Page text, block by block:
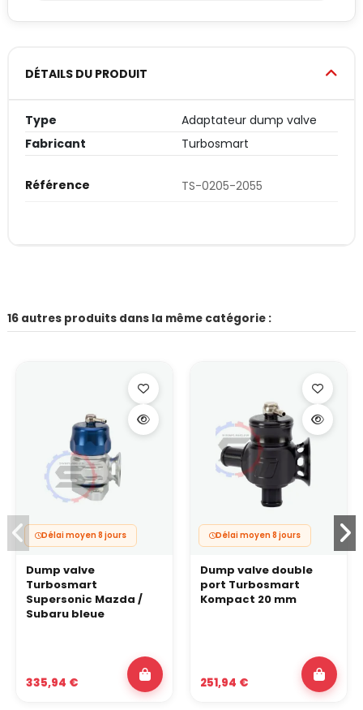
DÉTAILS DU PRODUIT
Type
Adaptateur dump valve
Fabricant
Turbosmart
Référence TS-0205-2055
16 autres produits dans la même catégorie :
Délai moyen 8 jours
Dump valve
Turbosmart
Supersonic Mazda /
Subaru bleue
335,94 €
Délai moyen 8 jours
Dump valve double
port Turbosmart
Kompact 20 mm
251,94 €